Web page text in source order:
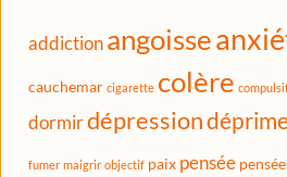
addictionangoisse
cauchemar cigarette colère
dormirdépression
fumer maigrir objectif paix pensée